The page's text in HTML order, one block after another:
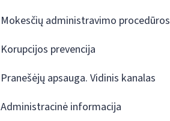
Mokesčių administravimo procedūros
Korupcijos prevencija
Pranešėjų apsauga. Vidinis kanalas
Administracinė informacija